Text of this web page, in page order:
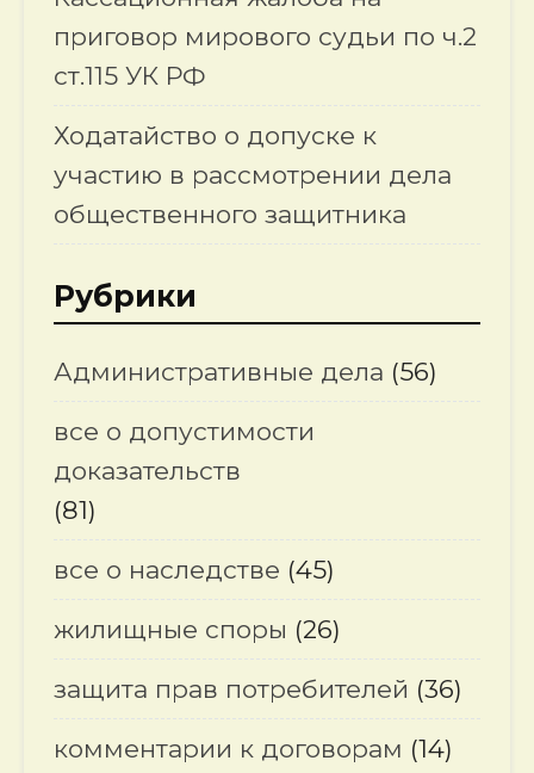
приговор мирового судьи по ч.2
ст.115 УК РФ
Ходатайство о допуске к
участию в рассмотрении дела
общественного защитника
Рубрики
Административные дела (56)
все о допустимости
доказательств
(81)
все о наследстве (45)
жилищные споры (26)
защита прав потребителей (36)
комментарии к договорам (14)